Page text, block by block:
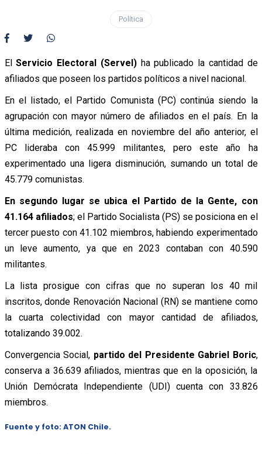
Política
ElServicio Electoral (Servel)ha publicado la cantidad de
afiliados que poseen los partidos políticos a nivel nacional.
En el listado, el Partido Comunista (PC) continúa siendo la
agrupación con mayor número de afiliados en el país. En la
última medición, realizada en noviembre del año anterior, el
PC lideraba con 45.999 militantes, pero este año ha
experimentado una ligera disminución, sumando un total de
45.779 comunistas.
En segundo lugar se ubica el Partido de la Gente, con
41.164 afiliados; el Partido Socialista (PS) se posiciona en el
tercer puesto con 41.102 miembros, habiendo experimentado
un leve aumento, ya que en 2023 contaban con 40.590
militantes.
La lista prosigue con cifras que no superan los 40 mil
inscritos, donde Renovación Nacional (RN) se mantiene como
la cuarta colectividad con mayor cantidad de afiliados,
totalizando 39.002.
Convergencia Social, partido del Presidente Gabriel Boric,
conserva a 36.639 afiliados, mientras que en la oposición, la
Unión Demócrata Independiente (UDI) cuenta con 33.826
miembros.
Fuente y foto: ATON Chile.